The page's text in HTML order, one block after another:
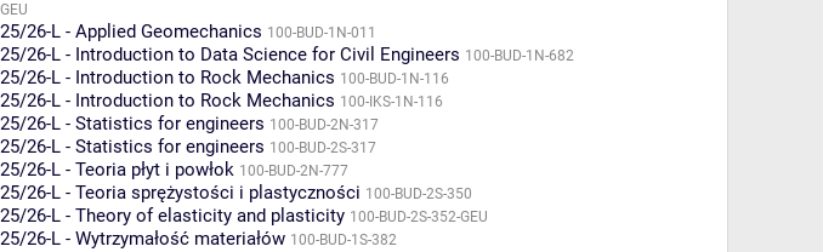
GEU
25/26-L - Applied Geomechanics 100-BUD-1N-011
25/26-L - Introduction to Data Science for Civil Engineers 100-BUD-1N-682
25/26-L - Introduction to Rock Mechanics 100-BUD-1N-116
25/26-L - Introduction to Rock Mechanics 100-IKS-1N-116
25/26-L - Statistics for engineers 100-BUD-2N-317
25/26-L - Statistics for engineers 100-BUD-2S-317
25/26-L - Teoria płyt i powłok 100-BUD-2N-777
25/26-L - Teoria sprężystości i plastyczności 100-BUD-2S-350
25/26-L - Theory of elasticity and plasticity 100-BUD-2S-352-GEU
25/26-L - Wytrzymałość materiałów 100-BUD-1S-382